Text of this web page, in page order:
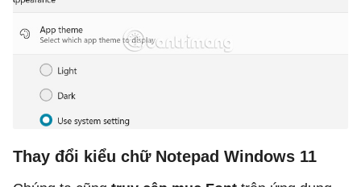
Thay đổi kiểu chữ Notepad Windows 11